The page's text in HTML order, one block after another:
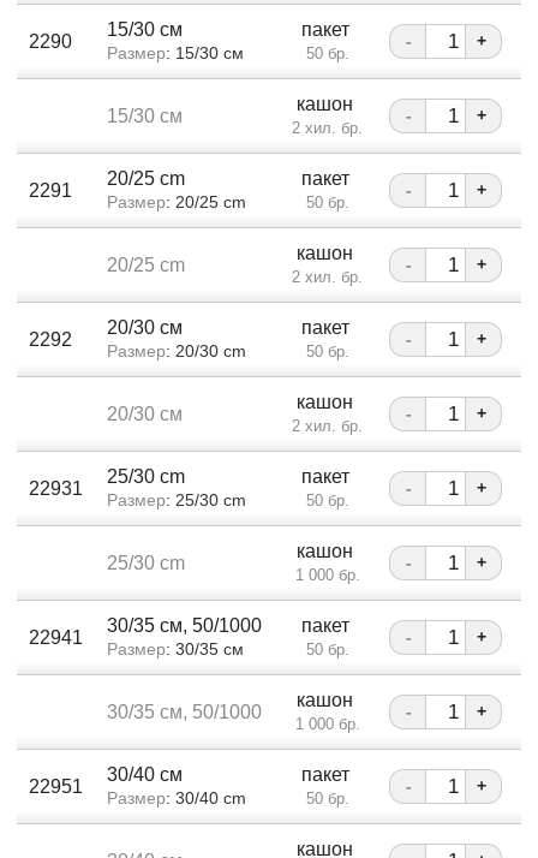
2290
15/30 см
Размер: 15/30 см
пакет
50 бр.
- +
15/30 см
кашон
2 хил. бр.
- +
2291
20/25 cm
Размер: 20/25 cm
пакет
50 бр.
- +
20/25 cm
кашон
2 хил. бр.
- +
2292
20/30 см
Размер: 20/30 cm
пакет
50 бр.
- +
20/30 см
кашон
2 хил. бр.
- +
22931
25/30 cm
Размер: 25/30 cm
пакет
50 бр.
- +
25/30 cm
кашон
1 000 бр.
- +
22941
30/35 см, 50/1000
Размер: 30/35 см
пакет
50 бр.
- +
30/35 см, 50/1000
кашон
1 000 бр.
- +
22951
30/40 см
Размер: 30/40 cm
пакет
50 бр.
- +
кашон